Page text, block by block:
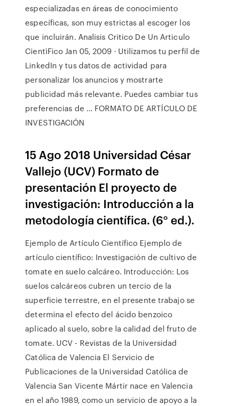
especializadas en áreas de conocimiento
específicas, son muy estrictas al escoger los
que incluirán. Analisis Critico De Un Articulo
CientìFico Jan 05, 2009 · Utilizamos tu perfil de
LinkedIn y tus datos de actividad para
personalizar los anuncios y mostrarte
publicidad más relevante. Puedes cambiar tus
preferencias de … FORMATO DE ARTÍCULO DE
INVESTIGACIÓN
15 Ago 2018 Universidad César
Vallejo (UCV) Formato de
presentación El proyecto de
investigación: Introducción a la
metodología científica. (6° ed.).
Ejemplo de Artículo Científico Ejemplo de
artículo científico: Investigación de cultivo de
tomate en suelo calcáreo. Introducción: Los
suelos calcáreos cubren un tercio de la
superficie terrestre, en el presente trabajo se
determina el efecto del ácido benzoico
aplicado al suelo, sobre la calidad del fruto de
tomate. UCV - Revistas de la Universidad
Católica de Valencia El Servicio de
Publicaciones de la Universidad Católica de
Valencia San Vicente Mártir nace en Valencia
en el año 1989, como un servicio de apoyo a la